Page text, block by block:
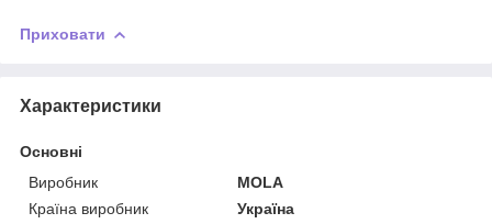
Приховати
Характеристики
Основні
Виробник
MOLA
Країна виробник
Україна